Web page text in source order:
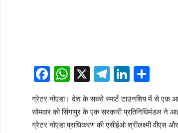
Facebook
WhatsApp
X Telegram
ग्रेटर नोएडा। देश के सबसे स्मार्ट टाउनशिप में से एक
सोमवार को सिंगापुर के एक सरकारी प्रतिनिधिमंडल ने
ग्रेटर नोएडा प्राधिकरण की एसीईओ श्रीलक्ष्मी